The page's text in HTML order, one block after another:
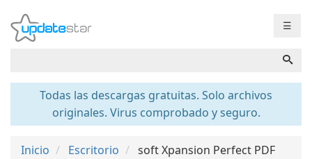
☰
Todas las descargas gratuitas. Solo archivos
originales. Virus comprobado y seguro.
Inicio Escritorio
soft Xpansion Perfect PDF